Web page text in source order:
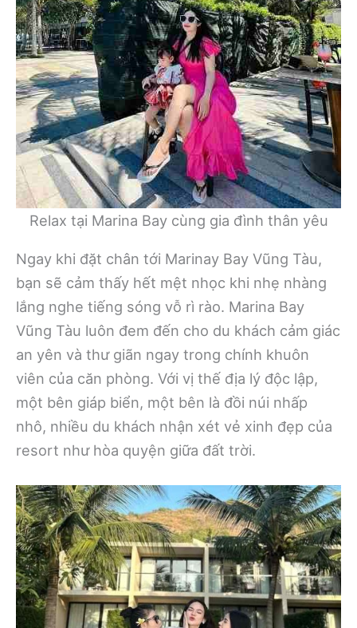
Relax tại Marina Bay cùng gia đình thân yêu
Ngay khi đặt chân tới Marinay Bay Vũng Tàu,
bạn sẽ cảm thấy hết mệt nhọc khi nhẹ nhàng
lắng nghe tiếng sóng vỗ rì rào. Marina Bay
Vũng Tàu luôn đem đến cho du khách cảm giác
an yên và thư giãn ngay trong chính khuôn
viên của căn phòng. Với vị thế địa lý độc lập,
một bên giáp biển, một bên là đồi núi nhấp
nhô, nhiều du khách nhận xét vẻ xinh đẹp của
resort như hòa quyện giữa đất trời.